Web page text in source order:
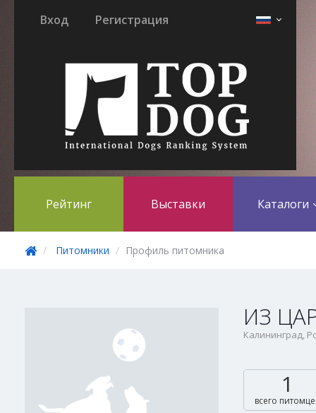
Вход Регистрация
Рейтинг Выставки Каталоги
Питомники Профиль питомника
ИЗ
Калининград,
1
всего